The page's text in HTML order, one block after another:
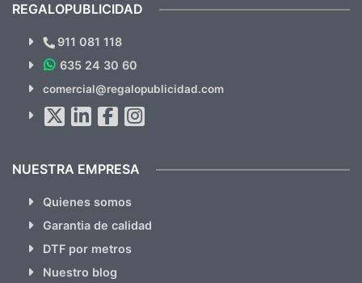
¿Quieres ver nuestras últimas
Novedades y Ofertas?
hacemos Spam)
REGALOPUBLICIDAD
911 081 118
635 24 30 60
comercial@regalopublicidad.com
NUESTRA EMPRESA
Quienes somos
Garantia de calidad
DTF por metros
Nuestro blog